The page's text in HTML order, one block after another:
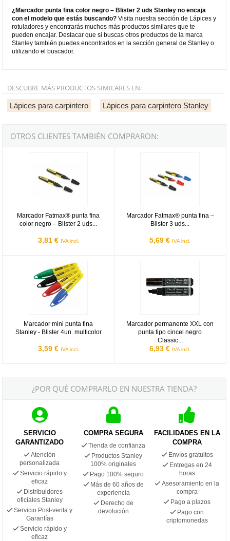
¿Marcador punta fina color negro – Blister 2 uds Stanley no encaja
con el modelo que estás buscando? Visita nuestra sección de Lápices y
rotuladores y encontrarás muchos más productos similares que te
pueden encajar. Destacar que si buscas otros productos de la marca
Stanley también puedes encontrarlos en la sección general de Stanley o
utilizando el buscador.
DESCUBRE MÁS PRODUCTOS SIMILARES EN:
Lápices para carpintero Lápices para carpintero Stanley
OTROS CLIENTES TAMBIÉN COMPRARON:
Marcador Fatmax® punta fina
color negro – Blister 2 uds...
3,81 € IVA incl.
Marcador Fatmax® punta fina –
Blister 3 uds...
5,69 € IVA incl.
Marcador mini punta fina
Stanley - Blister 4un. multicolor
3,59 € IVA incl.
Marcador mini punta fina Stanley - Blister 4un. multicolor
Marcador permanente XXL con
punta tipo cincel negro
Classic...
6,93 € IVA incl.
¿POR QUÉ COMPRARLO EN NUESTRA TIENDA?
SERVICIO
GARANTIZADO
Atención
personalizada
Servicio rápido y
eficaz
Distribuidores
oficiales Stanley
Servicio Post-venta y
Garantías
Servicio rápido y
eficaz
COMPRA SEGURA
Tienda de confianza
Productos Stanley
100% originales
Pago 100% seguro
Más de 60 años de
experiencia
Derecho de
devolución
FACILIDADES EN LA
COMPRA
Envíos gratuitos
Entregas en 24
horas
Asesoramiento en la
compra
Pago a plazos
Pago con
criptomonedas